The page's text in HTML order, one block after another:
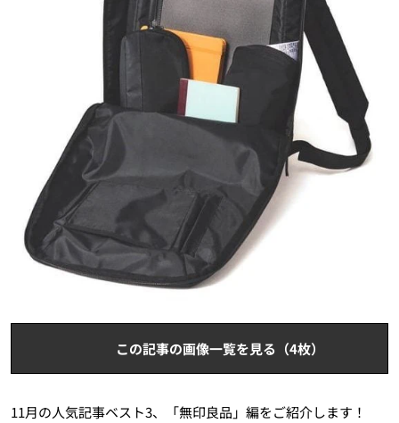
この記事の画像一覧を見る（4枚）
11月の人気記事ベスト3、「無印良品」編をご紹介します！